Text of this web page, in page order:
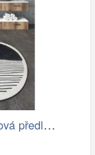
ASIR Koupelnová předložka BOMB černobílá